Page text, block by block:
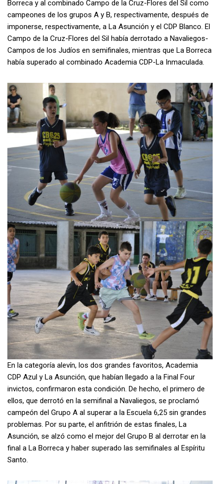
Borreca y al combinado Campo de la Cruz-Flores del Sil como
campeones de los grupos A y B, respectivamente, después de
imponerse, respectivamente, a La Asunción y el CDP Blanco. El
Campo de la Cruz-Flores del Sil había derrotado a Navaliegos-
Campos de los Judíos en semifinales, mientras que La Borreca
había superado al combinado Academia CDP-La Inmaculada.
En la categoría alevín, los dos grandes favoritos, Academia
CDP Azul y La Asunción, que habían llegado a la Final Four
invictos, confirmaron esta condición. De hecho, el primero de
ellos, que derrotó en la semifinal a Navaliegos, se proclamó
campeón del Grupo A al superar a la Escuela 6,25 sin grandes
problemas. Por su parte, el anfitrión de estas finales, La
Asunción, se alzó como el mejor del Grupo B al derrotar en la
final a La Borreca y haber superado las semifinales al Espíritu
Santo.